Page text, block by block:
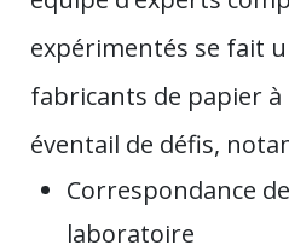
expérimentés se fait
fabricants de papier
éventail de défis,
Correspondance
laboratoire